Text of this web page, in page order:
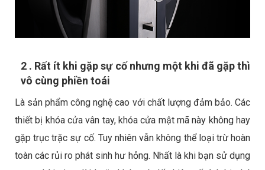
2 . Rất ít khi gặp sự cố nhưng một khi đã gặp thì
vô cùng phiền toái
Là sản phẩm công nghệ cao với chất lượng đảm bảo. Các
thiết bị khóa cửa vân tay, khóa cửa mật mã này không hay
gặp trục trặc sự cố. Tuy nhiên vẫn không thể loại trừ hoàn
toàn các rủi ro phát sinh hư hỏng. Nhất là khi bạn sử dụng